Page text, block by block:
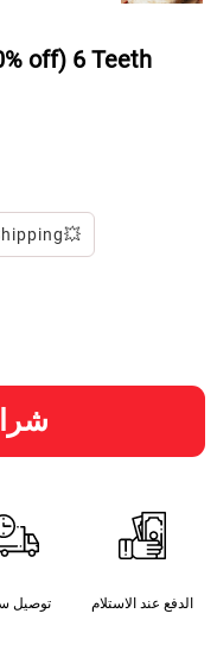
off) 6 Teeth
توصيل الدفع عند الاستلام